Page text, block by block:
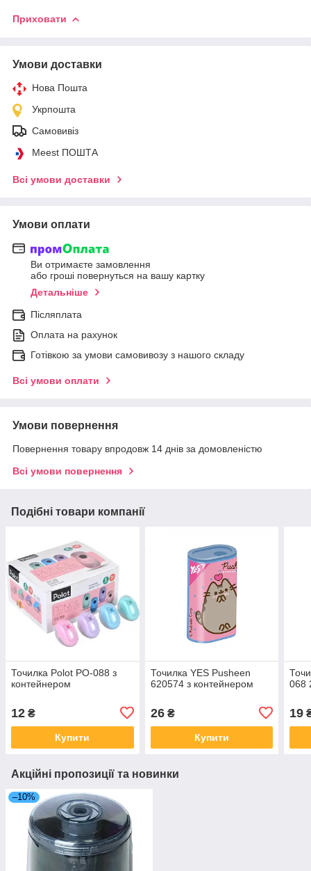
Приховати
Умови доставки
Нова Пошта
Укрпошта
Самовивіз
Meest ПОШТА
Всі умови доставки
Умови оплати
Ви отримаєте замовлення
або гроші повернуться на вашу картку
Детальніше
Післяплата
Оплата на рахунок
Готівкою за умови самовивозу з нашого складу
Всі умови оплати
Умови повернення
Повернення товару впродовж 14 днів за домовленістю
Всі умови повернення
Подібні товари компанії
Точилка Polot PO-088 з
контейнером
12 ₴
Купити
Точилка YES Pusheen
620574 з контейнером
26₴
Купити
068
19
Акційні пропозиції та новинки
–10%